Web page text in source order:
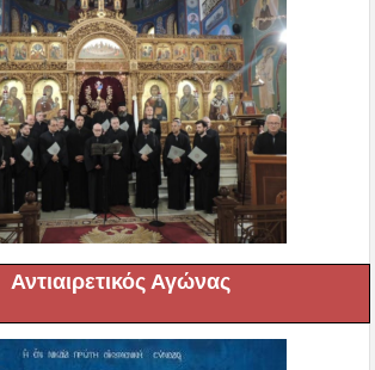
Αντιαιρετικός Αγώνας